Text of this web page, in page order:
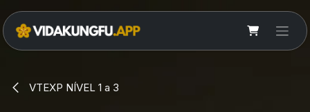
VTEXP NÍVEL 1 a 3